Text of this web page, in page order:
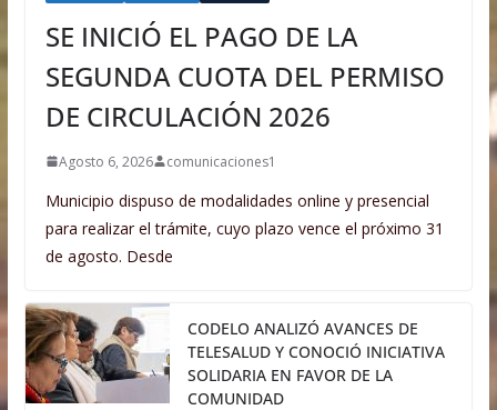
SE INICIÓ EL PAGO DE LA
SEGUNDA CUOTA DEL PERMISO
DE CIRCULACIÓN 2026
Agosto 6, 2026 comunicaciones1
Municipio dispuso de modalidades online y presencial
para realizar el trámite, cuyo plazo vence el próximo 31
de agosto. Desde
CODELO ANALIZÓ AVANCES DE
TELESALUD Y CONOCIÓ INICIATIVA
SOLIDARIA EN FAVOR DE LA
COMUNIDAD